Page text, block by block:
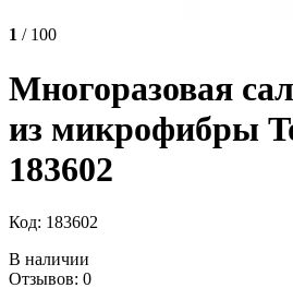
1 / 100
Многоразовая
из микрофибры
183602
Код: 183602
В наличии
Отзывов: 0